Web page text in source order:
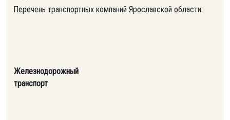
Перечень транспортных компаний Ярославской области:
Железнодорожный
транспорт